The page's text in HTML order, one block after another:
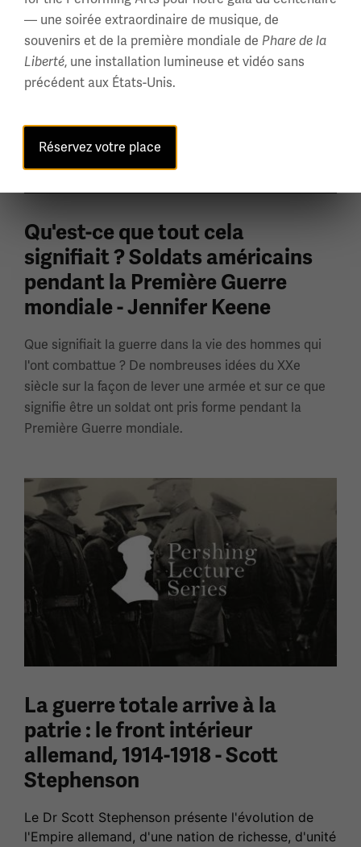
Qu'est-ce que tout cela
signifiait ? Soldats américains
pendant la Première Guerre
mondiale - Jennifer Keene
Que signifiait la guerre dans la vie des hommes qui
l'ont combattue ? De nombreuses idées du XXe
siècle sur la façon de lever une armée et sur ce que
signifie être un soldat ont pris forme pendant la
Première Guerre mondiale.
La guerre totale arrive à la
patrie : le front intérieur
allemand, 1914-1918 - Scott
Stephenson
Le Dr Scott Stephenson présente l'évolution de
l'Empire allemand, d'une nation de richesse, d'unité
— une soirée extraordinaire de musique, de
souvenirs et de la première mondiale de Phare de la
Liberté, une installation lumineuse et vidéo sans
précédent aux États-Unis.
Réservez votre place